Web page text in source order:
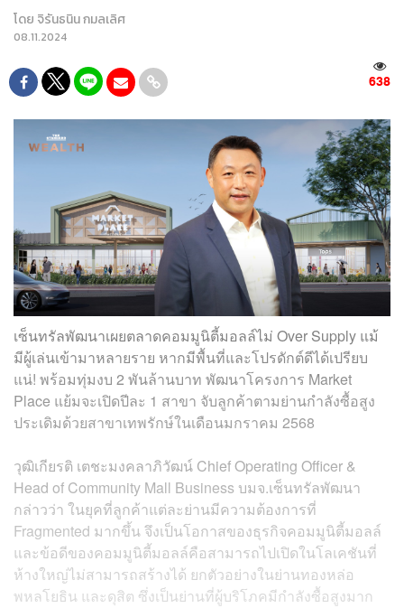
โดย จิรันธนิน กมลเลิศ
08.11.2024
638
เซ็นทรัลพัฒนาเผยตลาดคอมมูนิตี้มอลล์ไม่ Over Supply แม้
มีผู้เล่นเข้ามาหลายราย หากมีพื้นที่และโปรดักต์ดีได้เปรียบ
แน่! พร้อมทุ่มงบ 2 พันล้านบาท พัฒนาโครงการ Market
Place แย้มจะเปิดปีละ 1 สาขา จับลูกค้าตามย่านกำลังซื้อสูง
ประเดิมด้วยสาขาเทพรักษ์ในเดือนมกราคม 2568
วุฒิเกียรติ เตชะมงคลาภิวัฒน์ Chief Operating Officer &
Head of Community Mall Business บมจ.เซ็นทรัลพัฒนา
กล่าวว่า ในยุคที่ลูกค้าแต่ละย่านมีความต้องการที่
Fragmented มากขึ้น จึงเป็นโอกาสของธุรกิจคอมมูนิตี้มอลล์
และข้อดีของคอมมูนิตี้มอลล์คือสามารถไปเปิดในโลเคชันที่
ห้างใหญ่ไม่สามารถสร้างได้ ยกตัวอย่างในย่านทองหล่อ
พหลโยธิน และดุสิต ซึ่งเป็นย่านที่ผู้บริโภคมีกำลังซื้อสูงมาก